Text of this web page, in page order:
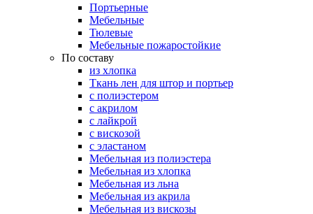
Портьерные
Мебельные
Тюлевые
Мебельные пожаростойкие
По составу
из хлопка
Ткань лен для штор и портьер
с полиэстером
с акрилом
с лайкрой
с вискозой
с эластаном
Мебельная из полиэстера
Мебельная из хлопка
Мебельная из льна
Мебельная из акрила
Мебельная из вискозы